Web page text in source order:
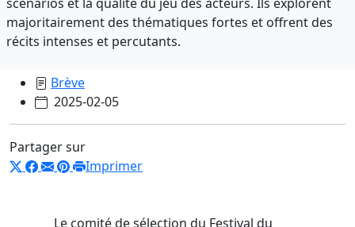
majoritairement des thématiques fortes et offrent des
récits intenses et percutants.
Brève
2025-02-05
Partager sur
Imprimer
Le comité de sélection du Festival du